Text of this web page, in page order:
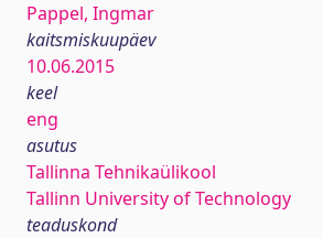
Pappel, Ingmar
kaitsmiskuupäev
10.06.2015
keel
eng
asutus
Tallinna Tehnikaülikool
Tallinn University of Technology
teaduskond